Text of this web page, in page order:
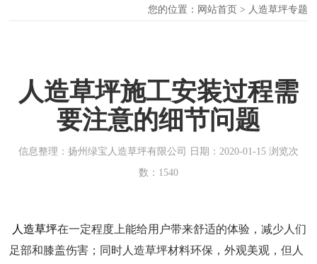
您的位置： 网站首页> 人造草坪专题
人造草坪施工安装过程需
要注意的细节问题
信息整理：扬州绿宝人造草坪有限公司 日期：2020-01-15 浏览次
数：1540
人造草坪在一定程度上能给用户带来舒适的体验，减少人们
足部和膝盖伤害；同时人造草坪材料环保，外观美观，但人